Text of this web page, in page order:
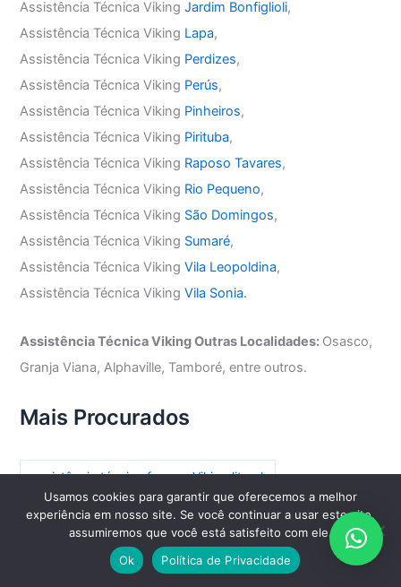
Assistência Técnica VikingJardim Bonfiglioli,
Assistência Técnica Viking Lapa,
Assistência Técnica Viking Perdizes,
Assistência Técnica Viking Perús,
Assistência Técnica Viking Pinheiros,
Assistência Técnica Viking Pirituba,
Assistência Técnica Viking Raposo Tavares,
Assistência Técnica Viking Rio Pequeno,
Assistência Técnica Viking São Domingos,
Assistência Técnica Viking Sumaré,
Assistência Técnica VikingVila Leopoldina,
Assistência Técnica VikingVila Sonia.
Assistência Técnica Viking Outras Localidades: Osasco,
Granja Viana, Alphaville, Tamboré, entre outros.
Mais Procurados
assistência técnica freezer Viking litoral
assistência técnica freezer Viking onde encontrar
assistência técnica freezer Viking sp
Usamos cookies para garantir que oferecemos a melhor
experiência em nosso site. Se você continuar a usar este site,
assumiremos que você está satisfeito com ele.
Ok
Política de Privacidade